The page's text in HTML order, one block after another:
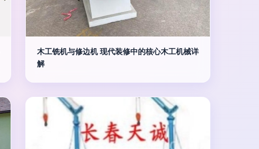
木工铣机与修边机 现代装修中的核心木工机械详
解